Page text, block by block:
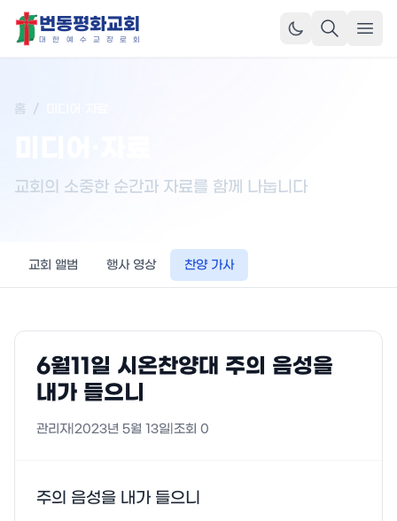
번동평화교회
대 한 예 수 교 장 로 회
메뉴
홈 /
교회의 소중한 순간과 자료를 함께 나눕니다
교회 앨범 행사 영상 찬양 가사
6월11일 시온찬양대 주의 음성을
내가 들으니
관리자| 2023년 5월 13일 조회 0
주의 음성을 내가 들으니